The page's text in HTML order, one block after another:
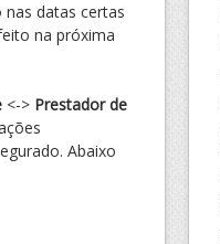
datas certas
na próxima
<-> Prestador de
Abaixo